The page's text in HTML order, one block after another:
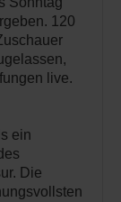
120
live.
ein
Die